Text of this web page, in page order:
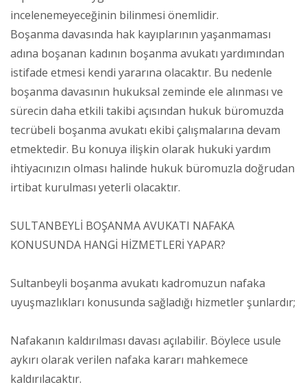
incelenemeyeceğinin bilinmesi önemlidir.
Boşanma davasında hak kayıplarının yaşanmaması
adına boşanan kadının boşanma avukatı yardımından
istifade etmesi kendi yararına olacaktır. Bu nedenle
boşanma davasının hukuksal zeminde ele alınması ve
sürecin daha etkili takibi açısından hukuk büromuzda
tecrübeli boşanma avukatı ekibi çalışmalarına devam
etmektedir. Bu konuya ilişkin olarak hukuki yardım
ihtiyacınızın olması halinde hukuk büromuzla doğrudan
irtibat kurulması yeterli olacaktır.
SULTANBEYLİ BOŞANMA AVUKATI NAFAKA
KONUSUNDA HANGİ HİZMETLERİ YAPAR?
Sultanbeyli boşanma avukatı kadromuzun nafaka
uyuşmazlıkları konusunda sağladığı hizmetler şunlardır;
Nafakanın kaldırılması davası açılabilir. Böylece usule
aykırı olarak verilen nafaka kararı mahkemece
kaldırılacaktır.